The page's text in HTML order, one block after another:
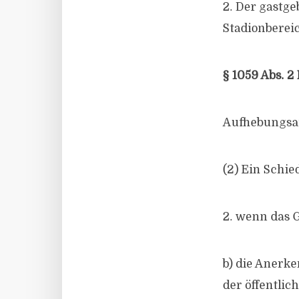
2. Der
§ 1059 Abs.
(2) Ein
2. wenn das
b) die
der